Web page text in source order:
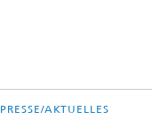
PRESSE/AKTUELLES